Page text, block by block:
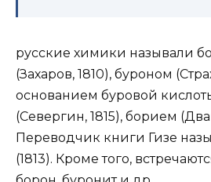
русские химики называли
(Захаров, 1810), буроном
основанием буровой
(Севергин, 1815), борием
Переводчик книги Гизе
(1813). Кроме того,